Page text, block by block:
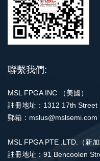
聯繫我們:
MSL FPGA INC （美國）
註冊地址：1312 17th
郵箱：mslus@mslsemi.com
MSL FPGA PTE .LTD.（新加
註冊地址：91 Bencoolen